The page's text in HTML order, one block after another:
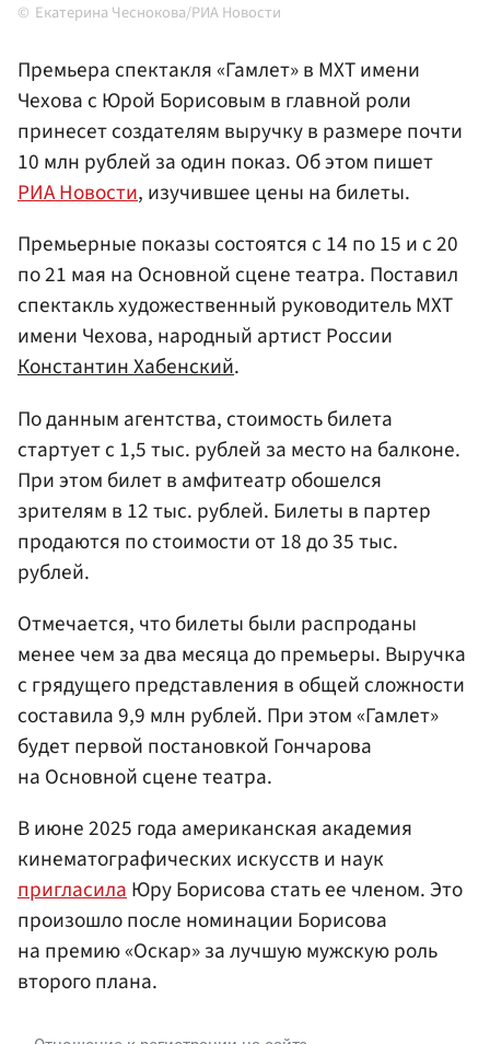
Екатерина Чеснокова/РИА Новости
Премьера спектакля «Гамлет» в МХТ имени
Чехова с Юрой Борисовым в главной роли
принесет создателям выручку в размере почти
10 млн рублей за один показ. Об этом пишет
РИА Новости, изучившее цены на билеты.
Премьерные показы состоятся с 14 по 15 и с 20
по 21 мая на Основной сцене театра. Поставил
спектакль художественный руководитель МХТ
имени Чехова, народный артист России
Константин Хабенский.
По данным агентства, стоимость билета
стартует с 1,5 тыс. рублей за место на балконе.
При этом билет в амфитеатр обошелся
зрителям в 12 тыс. рублей. Билеты в партер
продаются по стоимости от 18 до 35 тыс.
рублей.
Отмечается, что билеты были распроданы
менее чем за два месяца до премьеры. Выручка
с грядущего представления в общей сложности
составила 9,9 млн рублей. При этом «Гамлет»
будет первой постановкой Гончарова
на Основной сцене театра.
В июне 2025 года американская академия
кинематографических искусств и наук
пригласилаЮру Борисова стать ее членом. Это
произошло после номинации Борисова
на премию «Оскар» за лучшую мужскую роль
второго плана.